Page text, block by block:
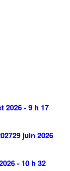
2026 - 9 h 17
29 juin 2026
- 10 h 32